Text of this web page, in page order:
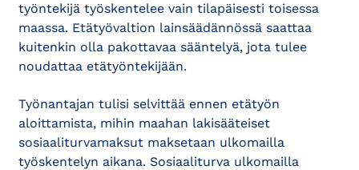
työntekijä työskentelee vain tilapäisesti toisessa
maassa. Etätyövaltion lainsäädännössä saattaa
kuitenkin olla pakottavaa sääntelyä, jota tulee
noudattaa etätyöntekijään.
Työnantajan tulisi selvittää ennen etätyön
aloittamista, mihin maahan lakisääteiset
sosiaaliturvamaksut maksetaan ulkomailla
työskentelyn aikana. Sosiaaliturva ulkomailla